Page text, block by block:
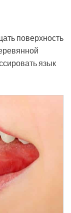
поверхность
язык